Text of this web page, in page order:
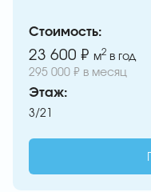
Стоимость:
23 600 ₽ м2 в год
295 000 ₽ в месяц
Этаж:
3/21